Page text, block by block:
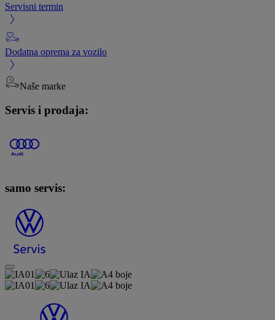
Servisni termin
Dodatna oprema za vozilo
Naše marke
Servis i prodaja:
samo servis: